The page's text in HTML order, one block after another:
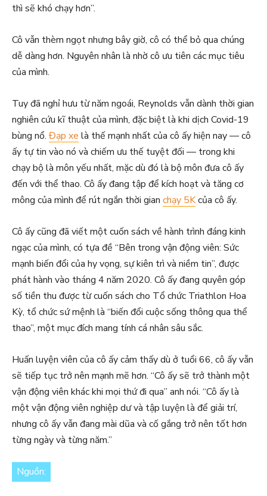
thì sẽ khó chạy hơn”.
Cô vẫn thèm ngọt nhưng bây giờ, cô có thể bỏ qua chúng
dễ dàng hơn. Nguyên nhân là nhờ cô ưu tiên các mục tiêu
của mình.
Tuy đã nghỉ hưu từ năm ngoái, Reynolds vẫn dành thời gian
nghiên cứu kĩ thuật của mình, đặc biệt là khi dịch Covid-19
bùng nổ. Đạp xe là thế mạnh nhất của cô ấy hiện nay — cô
ấy tự tin vào nó và chiếm ưu thế tuyệt đối — trong khi
chạy bộ là môn yếu nhất, mặc dù đó là bộ môn đưa cô ấy
đến với thể thao. Cô ấy đang tập để kích hoạt và tăng cơ
mông của mình để rút ngắn thời gian chạy 5Kcủa cô ấy.
Cô ấy cũng đã viết một cuốn sách về hành trình đáng kinh
ngạc của mình, có tựa đề “Bên trong vận động viên: Sức
mạnh biến đổi của hy vọng, sự kiên trì và niềm tin”, được
phát hành vào tháng 4 năm 2020. Cô ấy đang quyên góp
số tiền thu được từ cuốn sách cho Tổ chức Triathlon Hoa
Kỳ, tổ chức sứ mệnh là “biến đổi cuộc sống thông qua thể
thao”, một mục đích mang tính cá nhân sâu sắc.
Huấn luyện viên của cô ấy cảm thấy dù ở tuổi 66, cô ấy vẫn
sẽ tiếp tục trở nên mạnh mẽ hơn. “Cô ấy sẽ trở thành một
vận động viên khác khi mọi thứ đi qua” anh nói. “Cô ấy là
một vận động viên nghiệp dư và tập luyện là để giải trí,
nhưng cô ấy vẫn đang mài dũa và cố gắng trở nên tốt hơn
từng ngày và từng năm.”
Nguồn: